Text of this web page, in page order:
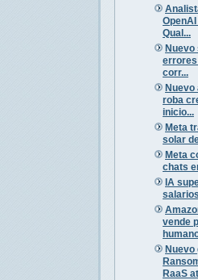
Qual...
Nuevo
corr...
Nuevo
roba
inicio...
Meta
solar
Meta
chats
IA
vende
Nuevo
RaaS